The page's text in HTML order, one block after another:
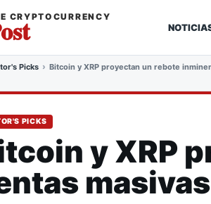
CRYPTOCURRENCY
Picks Bitcoin y XRP proyectan un rebote
PICKS
y XRP